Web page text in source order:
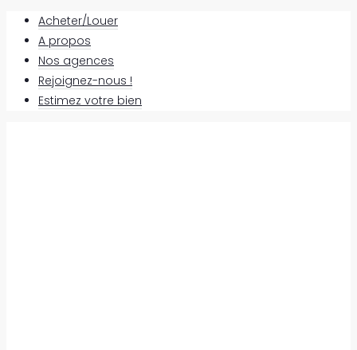
Acheter/Louer
A propos
Nos agences
Rejoignez-nous !
Estimez votre bien